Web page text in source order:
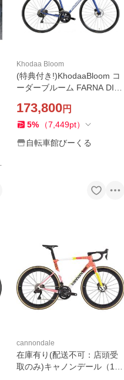
Khodaa Bloom
(特典付き!)KhodaaBloom コ
ーダーブルーム FARNA DIS
スク 105 マットブルー 22Sp
eed ロードバイク
173,800円
5% （7,449pt）
自転車館びーくる
cannondale
在庫有り(配送不可：店頭受
取のみ)キャノンデール（1台